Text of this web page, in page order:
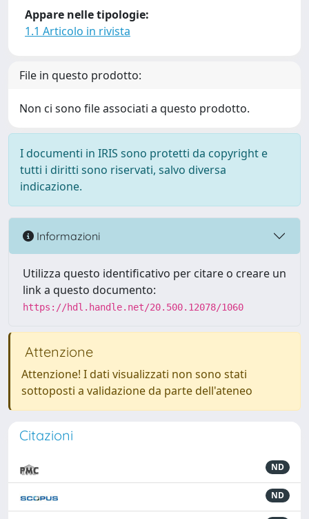
Appare nelle tipologie:
1.1 Articolo in rivista
File in questo prodotto:
Non ci sono file associati a questo prodotto.
I documenti in IRIS sono protetti da copyright e
tutti i diritti sono riservati, salvo diversa
indicazione.
Informazioni
Utilizza questo identificativo per citare o creare un
link a questo documento:
https://hdl.handle.net/20.500.12078/1060
Attenzione
Attenzione! I dati visualizzati non sono stati
sottoposti a validazione da parte dell'ateneo
Citazioni
ND
ND